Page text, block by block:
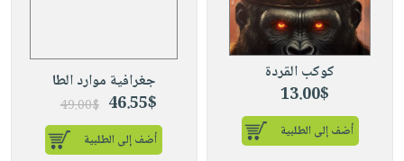
كوكب القردة
13.00$
أضف إلى الطلبية
جغرافية موارد الطا
46.55$
49.00$
أضف إلى الطلبية